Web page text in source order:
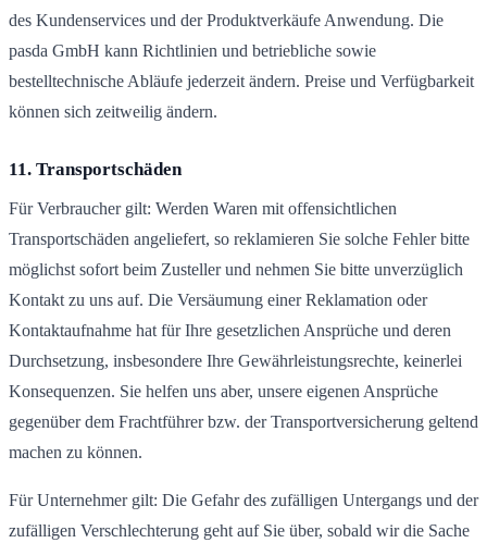
des Kundenservices und der Produktverkäufe Anwendung. Die
pasda GmbH kann Richtlinien und betriebliche sowie
bestelltechnische Abläufe jederzeit ändern. Preise und Verfügbarkeit
können sich zeitweilig ändern.
11. Transportschäden
Für Verbraucher gilt: Werden Waren mit offensichtlichen
Transportschäden angeliefert, so reklamieren Sie solche Fehler bitte
möglichst sofort beim Zusteller und nehmen Sie bitte unverzüglich
Kontakt zu uns auf. Die Versäumung einer Reklamation oder
Kontaktaufnahme hat für Ihre gesetzlichen Ansprüche und deren
Durchsetzung, insbesondere Ihre Gewährleistungsrechte, keinerlei
Konsequenzen. Sie helfen uns aber, unsere eigenen Ansprüche
gegenüber dem Frachtführer bzw. der Transportversicherung geltend
machen zu können.
Für Unternehmer gilt: Die Gefahr des zufälligen Untergangs und der
zufälligen Verschlechterung geht auf Sie über, sobald wir die Sache